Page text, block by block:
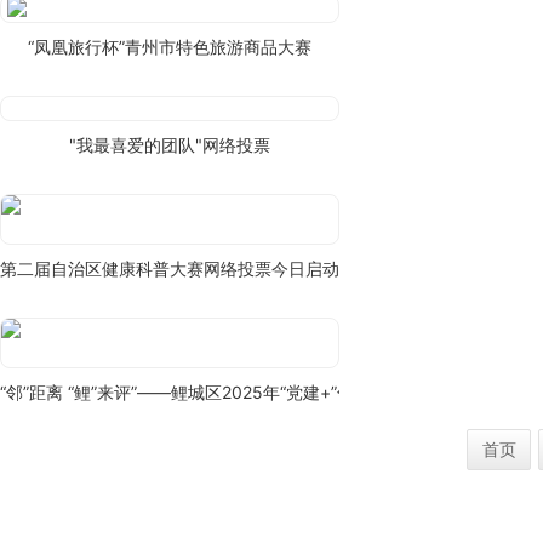
“凤凰旅行杯”青州市特色旅游商品大赛
"我最喜爱的团队"网络投票
第二届自治区健康科普大赛网络投票今日启动！
“邻”距离 “鲤”来评”——鲤城区2025年“党建+”邻里中心特色服务项目展评
首页